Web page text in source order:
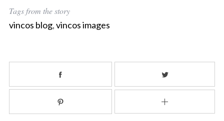
Tags from the story
vincos blog,vincos images